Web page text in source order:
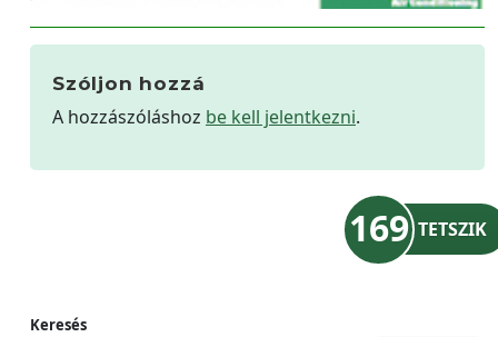
Szóljon hozzá
A hozzászóláshoz be kell jelentkezni.
169 TETSZIK
Keresés